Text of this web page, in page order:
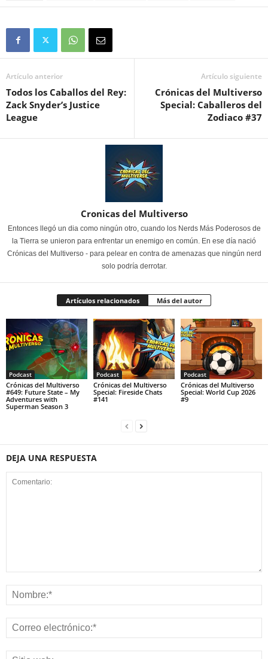
Artículo anterior
Todos los Caballos del Rey:
Zack Snyder’s Justice
League
Artículo siguiente
Crónicas del Multiverso
Special: Caballeros del
Zodiaco #37
Cronicas del Multiverso
Entonces llegó un dia como ningún otro, cuando los Nerds Más Poderosos de
la Tierra se unieron para enfrentar un enemigo en común. En ese día nació
Crónicas del Multiverso - para pelear en contra de amenazas que ningún nerd
solo podría derrotar.
Artículos relacionados Más del autor
Podcast
Crónicas del Multiverso
#649: Future State – My
Adventures with
Superman Season 3
Podcast
Crónicas del Multiverso
Special: Fireside Chats
#141
Podcast
Crónicas del Multiverso
Special: World Cup 2026
#9
DEJA UNA RESPUESTA